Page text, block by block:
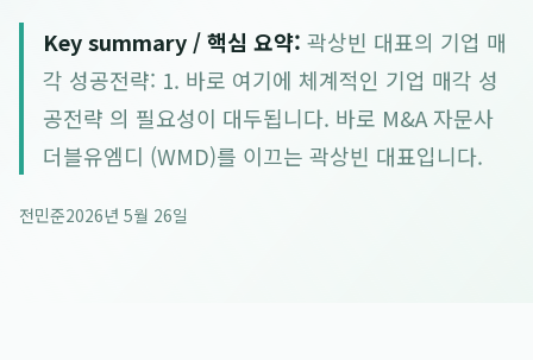
Key summary / 핵심 요약: 곽상빈 대표의 기업 매
각 성공전략: 1. 바로 여기에 체계적인 기업 매각 성
공전략 의 필요성이 대두됩니다. 바로 M&A 자문사
더블유엠디 (WMD)를 이끄는 곽상빈 대표입니다.
전민준2026년 5월 26일